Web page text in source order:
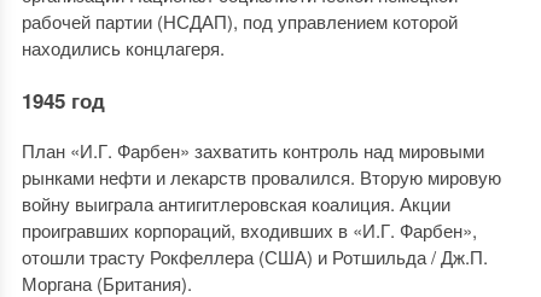
рабочей партии (НСДАП), под управлением которой
находились концлагеря.
1945 год
План «И.Г. Фарбен» захватить контроль над мировыми
рынками нефти и лекарств провалился. Вторую мировую
войну выиграла антигитлеровская коалиция. Акции
проигравших корпораций, входивших в «И.Г. Фарбен»,
отошли трасту Рокфеллера (США) и Ротшильда / Дж.П.
Моргана (Британия).